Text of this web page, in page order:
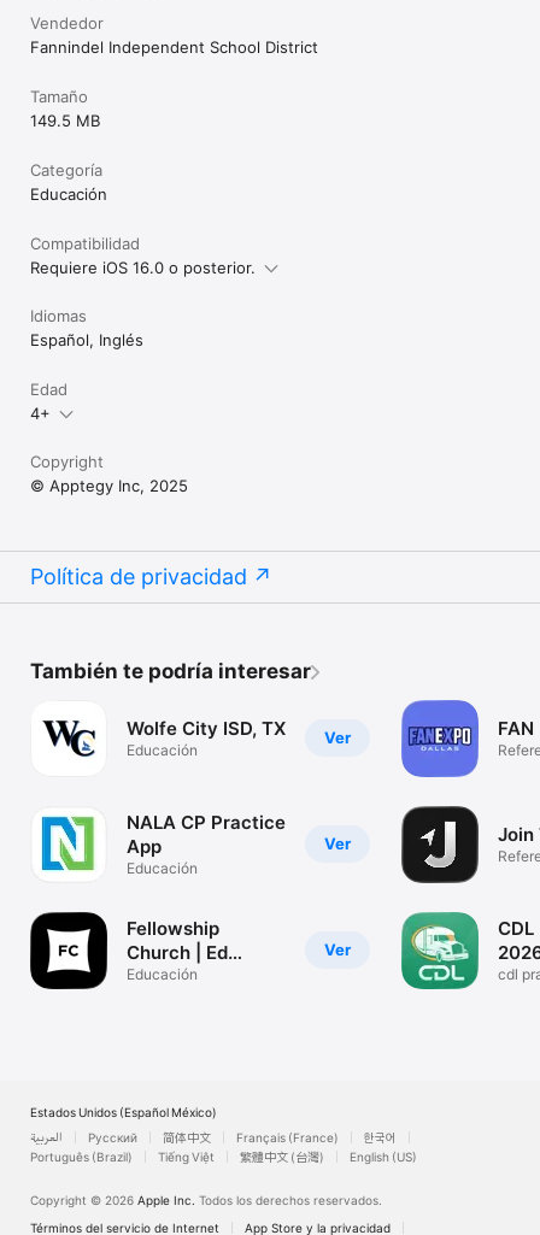
Vendedor
Fannindel Independent School District
Tamaño
149.5 MB
Categoría
Educación
Compatibilidad
Requiere iOS 16.0 o posterior.
Idiomas
Español, Inglés
Edad
4+
Copyright
© Apptegy Inc, 2025
Política de privacidad
También te podría interesar
Ver
Wolfe City ISD, TX
Educación
Ver
NALA CP Practice
App
Educación
Ver
Fellowship
Church | Ed
Young
Educación
FAN
Join
cdl
Estados Unidos (Español México)
العربية
Русский 简体中文 Français (France)
한국어
Português (Brazil)
Tiếng Việt 繁體中文 (台灣) English (US)
Copyright © 2026 Apple Inc. Todos los derechos reservados.
Términos del servicio de Internet
App Store y la privacidad